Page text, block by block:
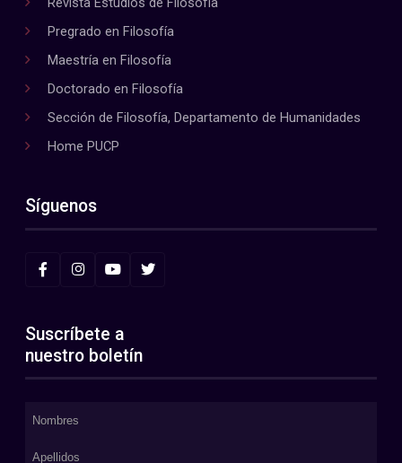
Pregrado en Filosofía
Maestría en Filosofía
Doctorado en Filosofía
Sección de Filosofía, Departamento de Humanidades
Home PUCP
Síguenos
Suscríbete a
nuestro boletín